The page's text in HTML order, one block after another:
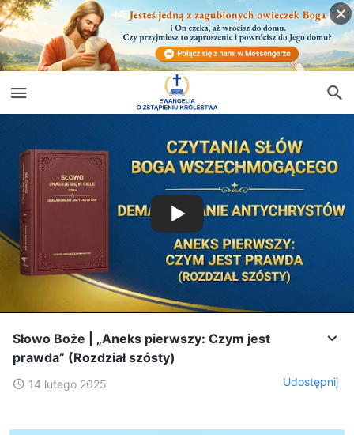
Słowo Boże | „Aneks pierwszy: Czym jest
prawda” (Rozdział szósty)
14 lutego 2025 Udostępnij